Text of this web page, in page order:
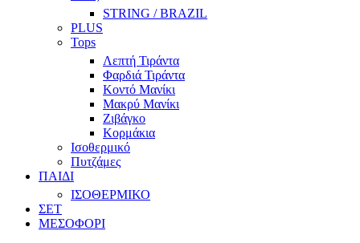
STRING / BRAZIL
PLUS
Tops
Λεπτή Τιράντα
Φαρδιά Τιράντα
Κοντό Μανίκι
Μακρύ Μανίκι
Ζιβάγκο
Κορμάκια
Ισοθερμικό
Πυτζάμες
ΠΑΙΔΙ
ΙΣΟΘΕΡΜΙΚΟ
ΣΕΤ
ΜΕΣΟΦΟΡΙ